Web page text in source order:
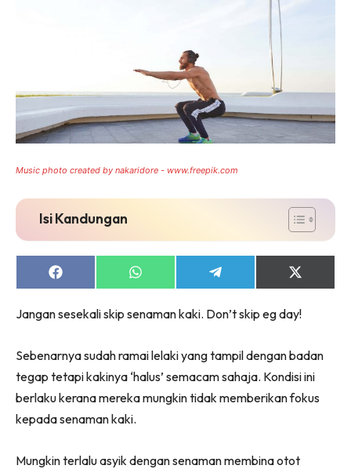
Music photo created by nakaridore - www.freepik.com
Isi Kandungan
Share
on
Share
on
Share
on
Share
on
(Twitter)
Jangan sesekali skip senaman kaki. Don’t skip eg day!
Sebenarnya sudah ramai lelaki yang tampil dengan badan
tegap tetapi kakinya ‘halus’ semacam sahaja. Kondisi ini
berlaku kerana mereka mungkin tidak memberikan fokus
kepada senaman kaki.
Mungkin terlalu asyik dengan senaman membina otot